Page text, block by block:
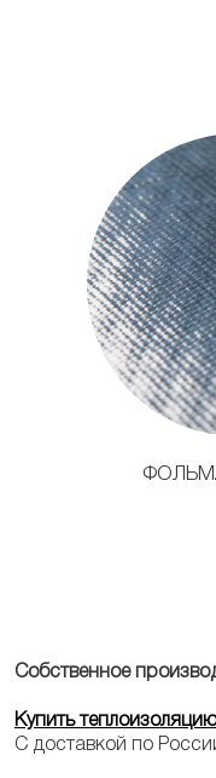
Собственное
Купить
С доставкой по